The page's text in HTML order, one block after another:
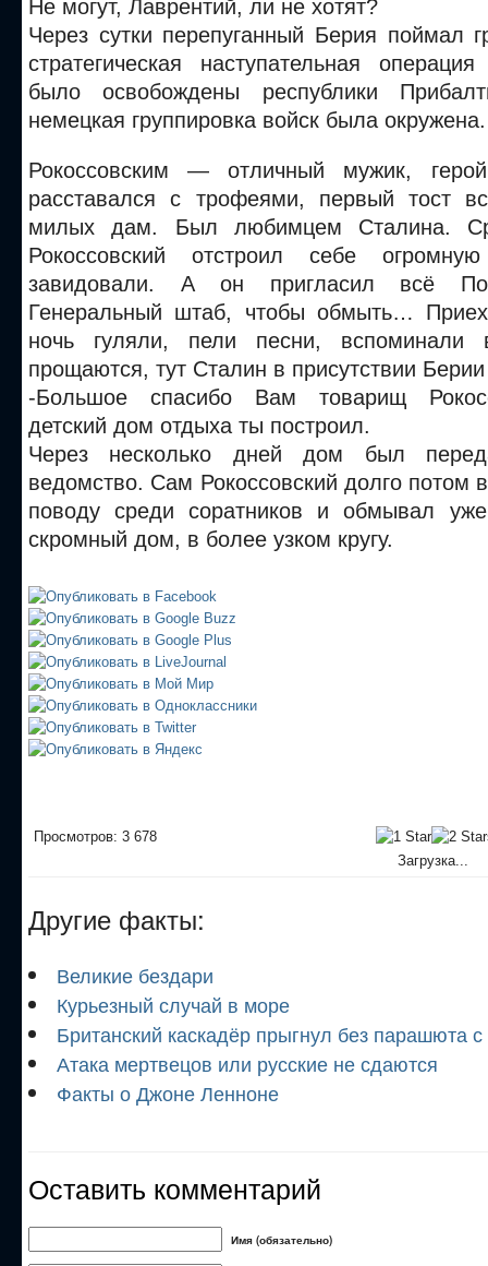
Не могут, Лаврентий, ли не хотят?
Через сутки перепуганный Берия поймал
стратегическая наступательная
было освобождены республики
немецкая группировка войск была окружена.
Рокоссовским — отличный мужик,
расставался с трофеями, первый тост
милых дам. Был любимцем Сталина.
Рокоссовский отстроил себе
завидовали. А он пригласил всё
Генеральный штаб, чтобы обмыть…
ночь гуляли, пели песни, вспоминали
прощаются, тут Сталин в присутствии
-Большое спасибо Вам товарищ
детский дом отдыха ты построил.
Через несколько дней дом был
ведомство. Сам Рокоссовский долго потом
поводу среди соратников и обмывал
скромный дом, в более узком кругу.
Просмотров: 3 678
Загрузка...
Другие факты:
Великие бездари
Курьезный случай в море
Британский каскадёр прыгнул без парашюта
Атака мертвецов или русские не сдаются
Факты о Джоне Ленноне
Оставить комментарий
Имя (обязательно)